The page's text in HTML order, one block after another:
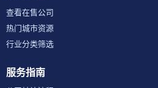
查看在售公司
热门城市资源
行业分类筛选
服务指南